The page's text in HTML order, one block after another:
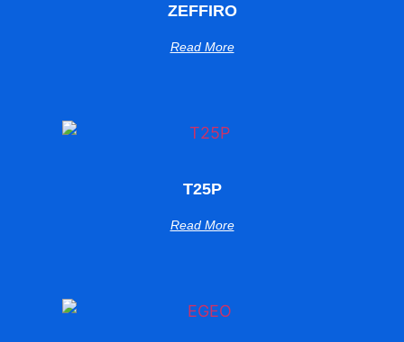
ZEFFIRO
Read More
T25P
Read More